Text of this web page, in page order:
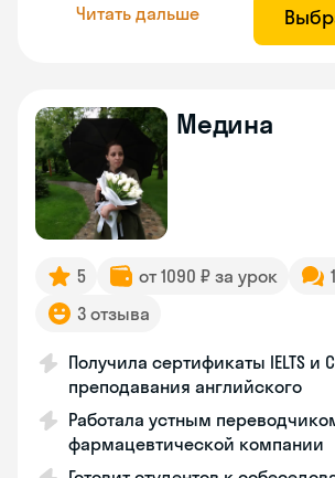
Читать дальше
Медина
5 от 1090 ₽ за урок
3 отзыва
Получила сертификаты IELTS и
преподавания английского
Работала устным
фармацевтической компании